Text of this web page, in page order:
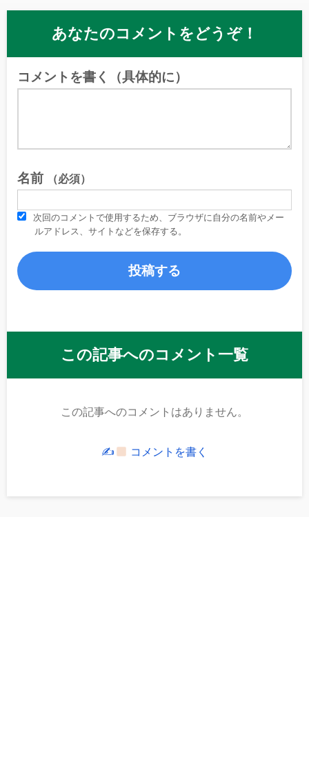
あなたのコメントをどうぞ！
コメントを書く（具体的に）
名前 （必須）
次回のコメントで使用するため、ブラウザに自分の名前やメー
ルアドレス、サイトなどを保存する。
この記事へのコメント一覧
この記事へのコメントはありません。
✍ コメントを書く